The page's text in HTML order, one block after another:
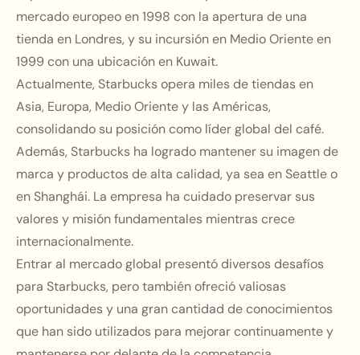
mercado europeo en 1998 con la apertura de una
tienda en Londres, y su incursión en Medio Oriente en
1999 con una ubicación en Kuwait.
Actualmente, Starbucks opera miles de tiendas en
Asia, Europa, Medio Oriente y las Américas,
consolidando su posición como líder global del café.
Además, Starbucks ha logrado mantener su imagen de
marca y productos de alta calidad, ya sea en Seattle o
en Shanghái. La empresa ha cuidado preservar sus
valores y misión fundamentales mientras crece
internacionalmente.
Entrar al mercado global presentó diversos desafíos
para Starbucks, pero también ofreció valiosas
oportunidades y una gran cantidad de conocimientos
que han sido utilizados para mejorar continuamente y